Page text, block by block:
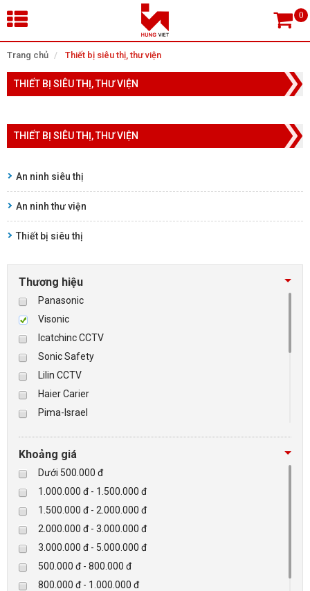
Trang chủ Thiết bị siêu thị, thư viện
THIẾT BỊ SIÊU THỊ, THƯ VIỆN
THIẾT BỊ SIÊU THỊ, THƯ VIỆN
An ninh siêu thị
An ninh thư viện
Thiết bị siêu thị
Thương hiệu
Panasonic
Visonic
Icatchinc CCTV
Sonic Safety
Lilin CCTV
Haier Carier
Pima-Israel
Checkpoint
Paradox-Canada
D-max
HIKVISON
Eguard
Khác
Rapiscan
Khoảng giá
Dưới 500.000 đ
1.000.000 đ - 1.500.000 đ
1.500.000 đ - 2.000.000 đ
2.000.000 đ - 3.000.000 đ
3.000.000 đ - 5.000.000 đ
500.000 đ - 800.000 đ
800.000 đ - 1.000.000 đ
×
Tìm theo danh mục
TRANG CHỦ
THIẾT BỊ SIÊU THỊ, THƯ VIỆN
KIỂM SOÁT VÀO RA
BÁO ĐỘNG, BÁO CHÁY
NHÀ THÔNG MINH
LIÊN HỆ